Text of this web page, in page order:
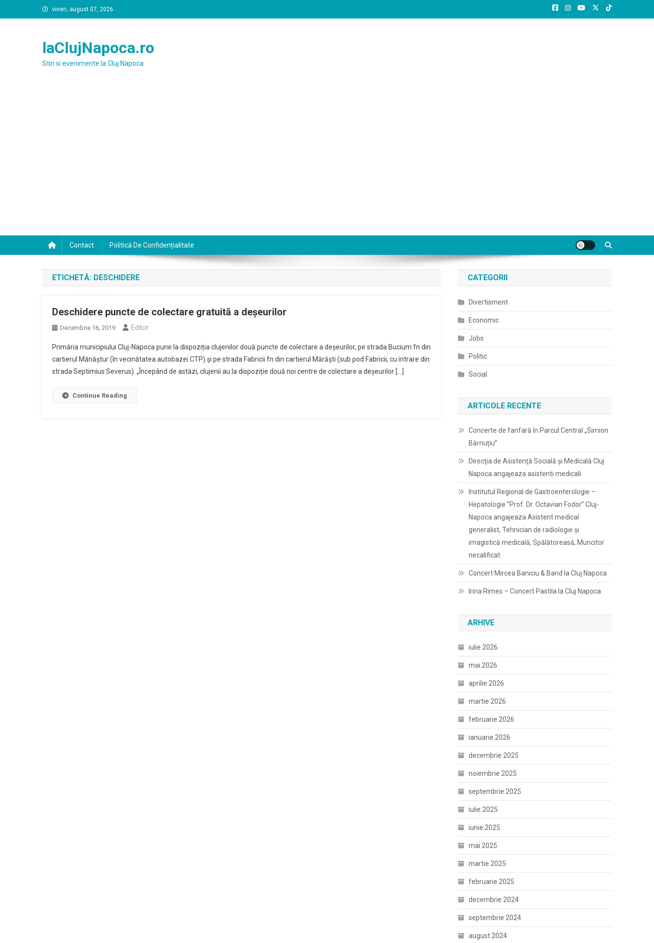
to
vineri, august 07, 2026
laClujNapoca.ro
Stiri si evenimente la Cluj Napoca
Contact Politică De Confidențialitate
ETICHETĂ: DESCHIDERE
Deschidere puncte de colectare gratuită a deșeurilor
Decembrie 16, 2019 Editor
Primăria municipiului Cluj-Napoca pune la dispoziția clujenilor două puncte de colectare a deșeurilor, pe strada Bucium fn din
cartierul Mănăștur (în vecinătatea autobazei CTP) și pe strada Fabricii fn din cartierul Mărăști (sub pod Fabricii, cu intrare din
strada Septimius Severus). „Începând de astăzi, clujenii au la dispoziție două noi centre de colectare a deșeurilor […]
Continue Reading
CATEGORII
Divertisment
Economic
Jobs
Politic
Social
ARTICOLE RECENTE
Concerte de fanfară în Parcul Central „Simion
Bărnuțiu”
Direcţia de Asistenţă Socială şi Medicală Cluj
Napoca angajeaza asistenti medicali
Institutul Regional de Gastroenterologie –
Hepatologie ”Prof. Dr. Octavian Fodor” Cluj-
Napoca angajeaza Asistent medical
generalist, Tehnician de radiologie și
imagistică medicală, Spălătoreasă, Muncitor
necalificat
Concert Mircea Baniciu & Band la Cluj Napoca
Irina Rimes – Concert Pastila la Cluj Napoca
ARHIVE
iulie 2026
mai 2026
aprilie 2026
martie 2026
februarie 2026
ianuarie 2026
decembrie 2025
noiembrie 2025
septembrie 2025
iulie 2025
iunie 2025
mai 2025
martie 2025
februarie 2025
decembrie 2024
septembrie 2024
august 2024